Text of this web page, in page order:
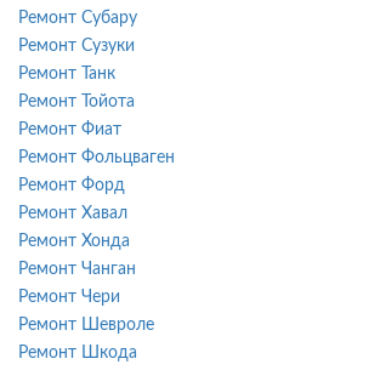
Ремонт Субару
Ремонт Сузуки
Ремонт Танк
Ремонт Тойота
Ремонт Фиат
Ремонт Фольцваген
Ремонт Форд
Ремонт Хавал
Ремонт Хонда
Ремонт Чанган
Ремонт Чери
Ремонт Шевроле
Ремонт Шкода